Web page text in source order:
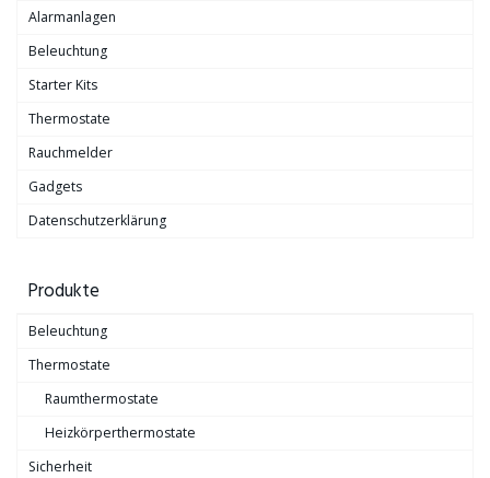
Alarmanlagen
Beleuchtung
Starter Kits
Thermostate
Rauchmelder
Gadgets
Datenschutzerklärung
Produkte
Beleuchtung
Thermostate
Raumthermostate
Heizkörperthermostate
Sicherheit